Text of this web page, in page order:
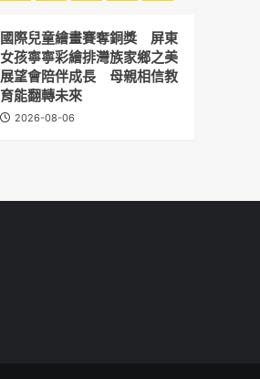
國際兒童繪畫賽奪銅獎 屏東
女孩寧寧彩繪排灣族家鄉之美
展望會陪伴成長 母親相信教
育能翻轉未來
2026-08-06